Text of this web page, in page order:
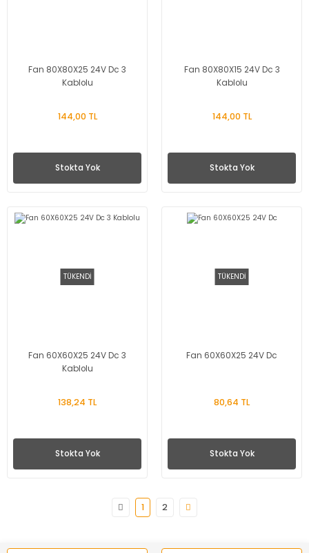
Fan 80X80X25 24V Dc 3
Kablolu
144,00 TL
Stokta Yok
Fan 80X80X15 24V Dc 3
Kablolu
144,00 TL
Stokta Yok
TÜKENDİ
Fan 60X60X25 24V Dc 3
Kablolu
138,24 TL
Stokta Yok
TÜKENDİ
Fan 60X60X25 24V Dc
80,64 TL
Stokta Yok
1 2